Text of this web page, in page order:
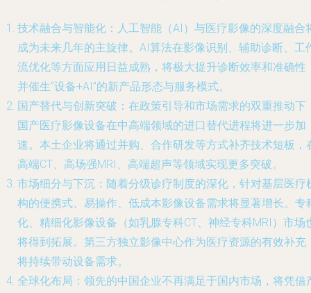
技术融合与智能化：人工智能（AI）与医疗影像的深度融合
成为未来几年的主旋律。AI算法在影像识别、辅助诊断、工
流优化等方面应用日益成熟，将极大提升诊断效率和准确性
并催生“设备+AI”的新产品形态与服务模式。
国产替代与创新突破：在政策引导和市场需求的双重推动下
国产医疗影像设备在中高端领域的进口替代进程将进一步加
速。本土企业将通过并购、合作研发等方式补齐技术短板，
高端CT、高场强MRI、高端超声等领域实现更多突破。
市场细分与下沉：随着分级诊疗制度的深化，针对基层医疗
构的便携式、易操作、低成本影像设备需求将显著增长。专
化、精细化影像设备（如乳腺专科CT、神经专科MRI）市场
将得到拓展。第三方独立影像中心作为医疗资源的有效补充
将持续带动设备需求。
全球化布局：领先的中国企业不再满足于国内市场，将凭借